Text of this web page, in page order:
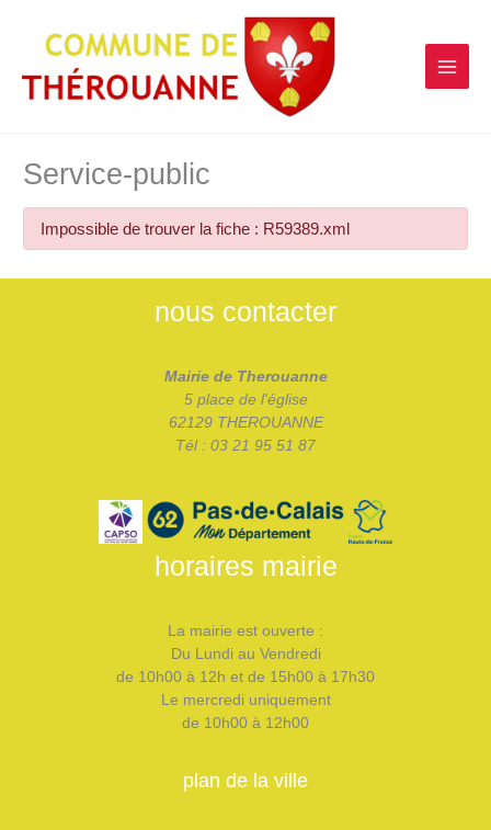
contenu
Service-public
Impossible de trouver la fiche : R59389.xml
nous contacter
Mairie de Therouanne
5 place de l'église
62129 THEROUANNE
Tél : 03 21 95 51 87
horaires mairie
La mairie est ouverte :
Du Lundi au Vendredi
de 10h00 à 12h et de 15h00 à 17h30
Le mercredi uniquement
de 10h00 à 12h00
plan de la ville